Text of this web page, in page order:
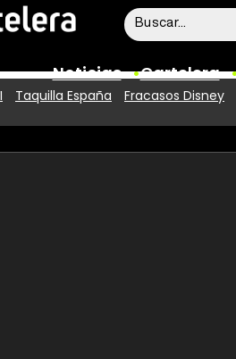
Noticias Cartelera
Taquilla
Taquilla España Fracasos Disney